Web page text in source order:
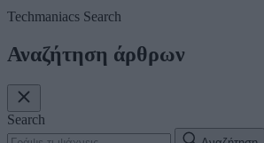
Techmaniacs Search
Αναζήτηση άρθρων
Search